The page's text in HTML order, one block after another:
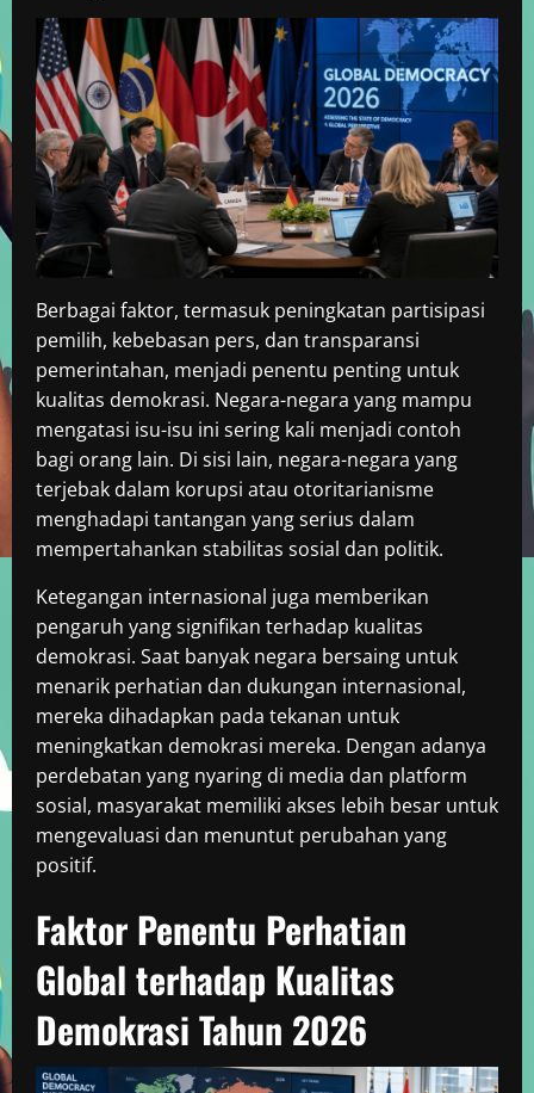
Berbagai faktor, termasuk peningkatan partisipasi
pemilih, kebebasan pers, dan transparansi
pemerintahan, menjadi penentu penting untuk
kualitas demokrasi. Negara-negara yang mampu
mengatasi isu-isu ini sering kali menjadi contoh
bagi orang lain. Di sisi lain, negara-negara yang
terjebak dalam korupsi atau otoritarianisme
menghadapi tantangan yang serius dalam
mempertahankan stabilitas sosial dan politik.
Ketegangan internasional juga memberikan
pengaruh yang signifikan terhadap kualitas
demokrasi. Saat banyak negara bersaing untuk
menarik perhatian dan dukungan internasional,
mereka dihadapkan pada tekanan untuk
meningkatkan demokrasi mereka. Dengan adanya
perdebatan yang nyaring di media dan platform
sosial, masyarakat memiliki akses lebih besar untuk
mengevaluasi dan menuntut perubahan yang
positif.
Faktor Penentu Perhatian
Global terhadap Kualitas
Demokrasi Tahun 2026